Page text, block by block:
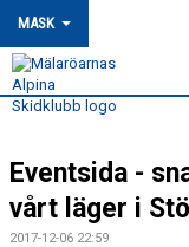
MASK
MASK-NYHETER
OM MASK
Eventsida -
vårt läger i
2017-12-06 22:59